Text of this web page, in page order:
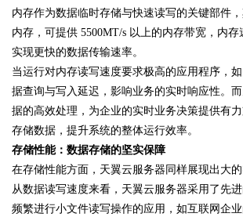
d
内存作为数据临时存储与快速读写的关键部件
内存，可提供 5500MT/s 以上的内存带宽，内
实现更快的数据传输速率。
当运行对内存读写速度要求极高的应用程序，
据查询与写入延迟，影响业务的实时响应性。
据的高效处理，为企业的实时业务决策提供有
存储数据，提升系统的整体运行效率。
存储性能：数据存储的坚实保障
在存储性能方面，天翼云服务器同样展现出大
从数据读写速度来看，天翼云服务器采用了先
频繁进行小文件读写操作的应用，如互联网企